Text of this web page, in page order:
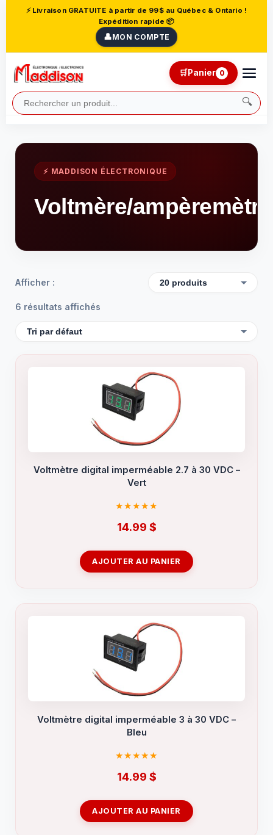
⚡ Livraison GRATUITE à partir de 99$ au Québec & Ontario !
Expédition rapide 📦
👤MON COMPTE
🔍
🛒Panier 0
⚡ MADDISON ÉLECTRONIQUE
Voltmère/ampèremètre
Afficher :
6 résultats affichés
Voltmètre digital imperméable 2.7 à 30 VDC –
Vert
14.99 $
AJOUTER AU PANIER
Voltmètre digital imperméable 3 à 30 VDC –
Bleu
14.99 $
AJOUTER AU PANIER